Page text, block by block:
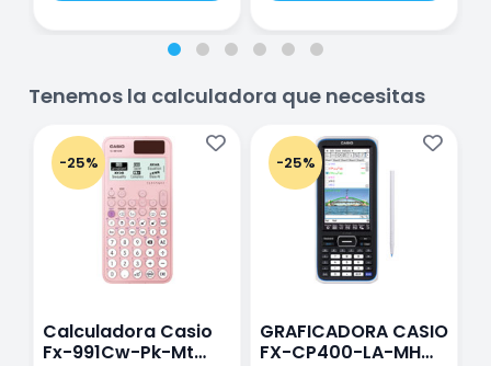
Tenemos la calculadora que necesitas
-25%
Calculadora Casio
Fx-991Cw-Pk-Mt
-25%
GRAFICADORA CASIO
FX-CP400-LA-MH